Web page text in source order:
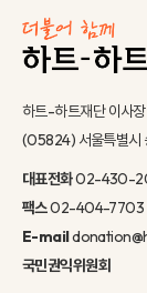
하트-하트재단 이사
(05824) 서울특별시
대표전화02-430-
팩스02-404-7703
E-mail
국민권익위원회